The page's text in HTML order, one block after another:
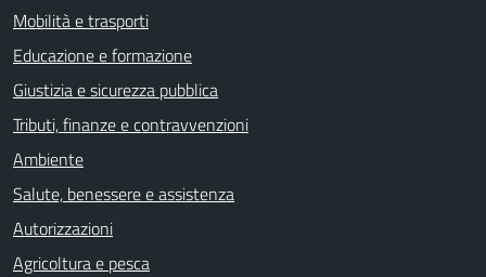
Mobilità e trasporti
Educazione e formazione
Giustizia e sicurezza pubblica
Tributi, finanze e contravvenzioni
Ambiente
Salute, benessere e assistenza
Autorizzazioni
Agricoltura e pesca